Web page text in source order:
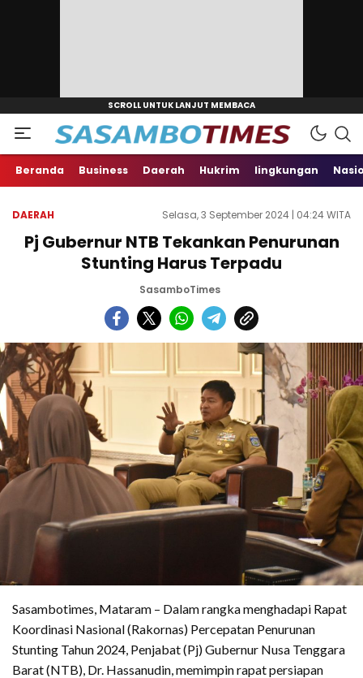
Beranda Business Daerah Hukrim lingkungan
DAERAH Selasa, 3 September 2024 | 04:24 WITA
Pj Gubernur NTB Tekankan Penurunan
Stunting Harus Terpadu
SasamboTimes
Sasambotimes, Mataram – Dalam rangka menghadapi Rapat
Koordinasi Nasional (Rakornas) Percepatan Penurunan
Stunting Tahun 2024, Penjabat (Pj) Gubernur Nusa Tenggara
Barat (NTB), Dr. Hassanudin, memimpin rapat persiapan